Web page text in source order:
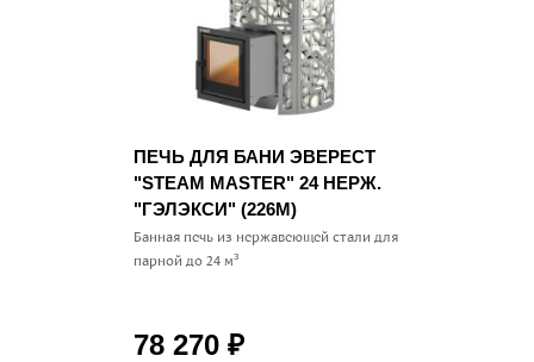
ПЕЧЬ ДЛЯ БАНИ ЭВЕРЕСТ
"STEAM MASTER" 24 НЕРЖ.
"ГЭЛЭКСИ" (226М)
Банная печь из нержавеющей стали для
парной до 24 м³
78 270 ₽